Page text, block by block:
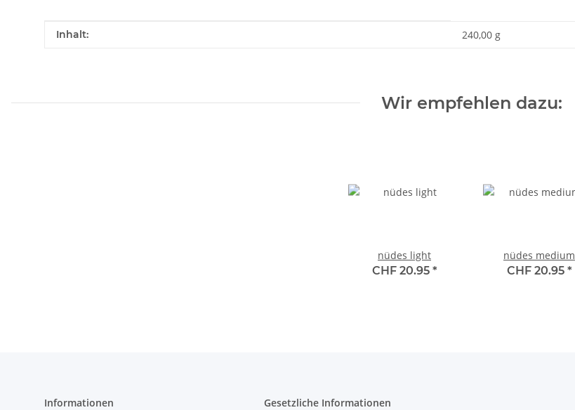
Produkteigenschaft
Wert
Inhalt: 240,00 g
Wir empfehlen dazu:
nüdes light
CHF 20.95 *
nüdes medium
CHF 20.95 *
Informationen Gesetzliche Informationen